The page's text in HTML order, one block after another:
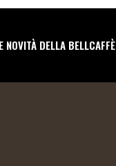
NOVITÀ DELLA BELLCAFFÈ